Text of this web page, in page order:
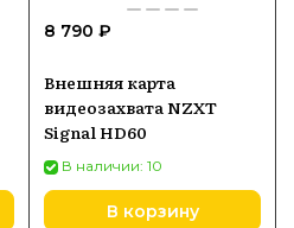
8 790 ₽
Внешняя карта
видеозахвата NZXT
Signal HD60
В наличии: 10
В корзину